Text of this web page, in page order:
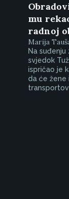
mu
radnoj
Marija
Na
svjedok
ispričao je
da će žene